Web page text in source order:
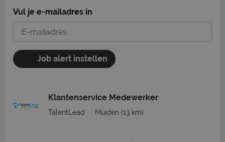
Vul je e-mailadres in
Job alert instellen
Klantenservice Medewerker
TalentLead Muiden (13 km)